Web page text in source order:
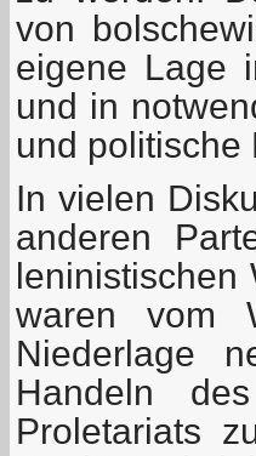
von
eigene Lage
und in
und politische
In vielen
anderen
leninistischen
waren vom
Niederlage
Handeln
Proletariats